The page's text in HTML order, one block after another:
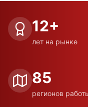
12+
лет на рынке
85
регионов